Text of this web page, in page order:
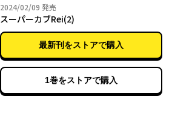
2024/02/09 2024年02月09日
発売
スーパーカブRei(2)
最新刊をストアで購入
1巻をストアで購入